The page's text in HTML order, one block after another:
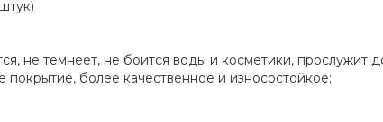
не темнеет, не боится воды и косметики, прослужит
покрытие, более качественное и износостойкое;